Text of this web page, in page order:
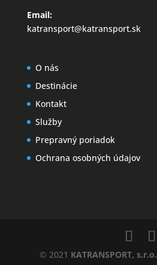
Email:
katransport@katransport.sk
O nás
Destinácie
Kontakt
Služby
Prepravný poriadok
Ochrana osobných údajov
© 2021 KATRANSPORT, s.r.o.